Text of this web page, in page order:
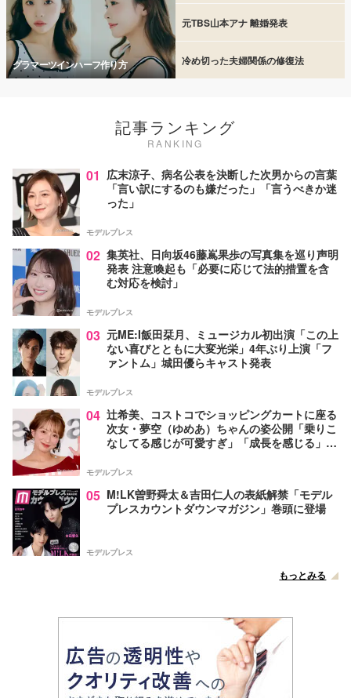
グラマーツインハーフ作り方
元TBS山本アナ 離婚発表
冷め切った夫婦関係の修復法
記事ランキング
RANKING
01 広末涼子、病名公表を決断した次男からの言葉
「言い訳にするのも嫌だった」「言うべきか迷
った」
モデルプレス
02 集英社、日向坂46藤嶌果歩の写真集を巡り声明
発表 注意喚起も「必要に応じて法的措置を含
む対応を検討」
モデルプレス
03 元ME:I飯田栞月、ミュージカル初出演「この上
ない喜びとともに大変光栄」4年ぶり上演「フ
ァントム」城田優らキャスト発表
モデルプレス
04 辻希美、コストコでショッピングカートに座る
次女・夢空（ゆめあ）ちゃんの姿公開「乗りこ
なしてる感じが可愛すぎ」「成長を感じる」の
モデルプレス
05 M!LK曽野舜太＆吉田仁人の表紙解禁「モデル
プレスカウントダウンマガジン」巻頭に登場
モデルプレス
もっとみる